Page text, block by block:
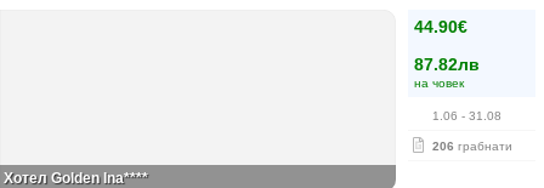
44.90€
87.82лв
на човек
1.06 - 31.08
206 грабнати
Хотел Golden Ina****